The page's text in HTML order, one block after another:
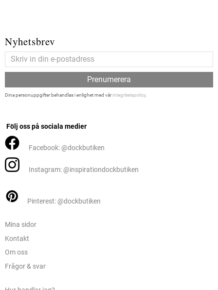
Nyhetsbrev
Prenumerera
Dina personuppgifter behandlas i enlighet med vårintegritetspolicy.
Följ oss på sociala medier
Facebook: @dockbutiken
Instagram: @inspirationdockbutiken
Pinterest: @dockbutiken
Mina sidor
Kontakt
Om oss
Frågor & svar